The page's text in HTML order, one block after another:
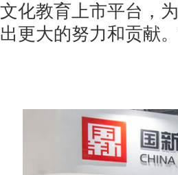
文化教育上市平台，
出更大的努力和贡献